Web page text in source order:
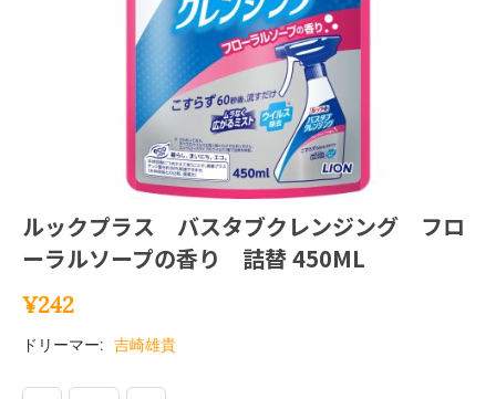
ルックプラス バスタブクレンジング フロ
ーラルソープの香り 詰替 450ML
¥242
ドリーマー: 吉崎雄貴